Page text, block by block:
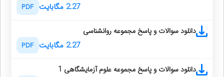
2.27 مگابایت PDF
دانلود سوالات و پاسخ مجموعه روانشناسی
2.27 مگابایت PDF
دانلود سوالات و پاسخ مجموعه علوم آزمایشگاهی 1